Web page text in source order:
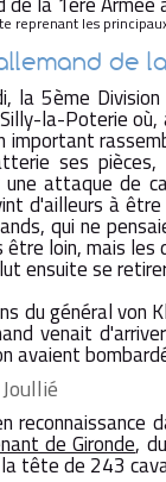
reprenant les
de
la 5ème
la-Poterie
important
ses pièces,
attaque de
d'ailleurs à
qui ne
loin, mais
ensuite se
du général von
venait
avaient
de Gironde,
tête de 243